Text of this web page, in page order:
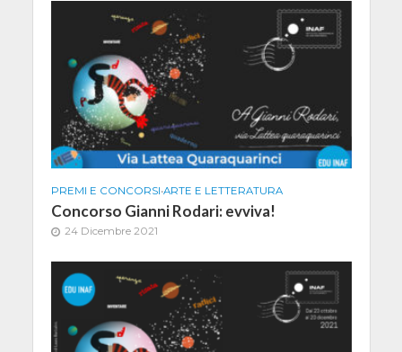
PREMI E CONCORSI•ARTE E LETTERATURA
Concorso Gianni Rodari: evviva!
24 Dicembre 2021